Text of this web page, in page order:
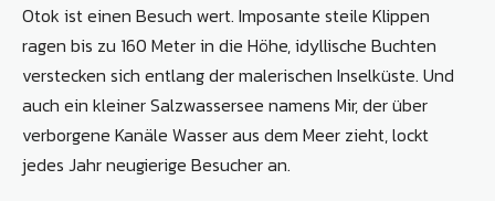
Otok ist einen Besuch wert. Imposante steile Klippen
ragen bis zu 160 Meter in die Höhe, idyllische Buchten
verstecken sich entlang der malerischen Inselküste. Und
auch ein kleiner Salzwassersee namens Mir, der über
verborgene Kanäle Wasser aus dem Meer zieht, lockt
jedes Jahr neugierige Besucher an.